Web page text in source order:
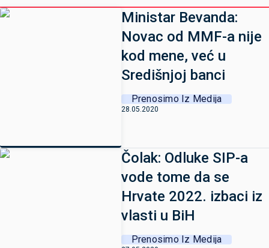
Ministar Bevanda:
Novac od MMF-a nije
kod mene, već u
Središnjoj banci
Prenosimo Iz Medija
28.05.2020
Čolak: Odluke SIP-a
vode tome da se
Hrvate 2022. izbaci iz
vlasti u BiH
Prenosimo Iz Medija